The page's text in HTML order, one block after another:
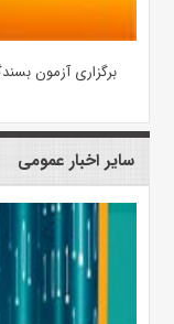
برگزاری آزمون
سایر اخبار عمومی